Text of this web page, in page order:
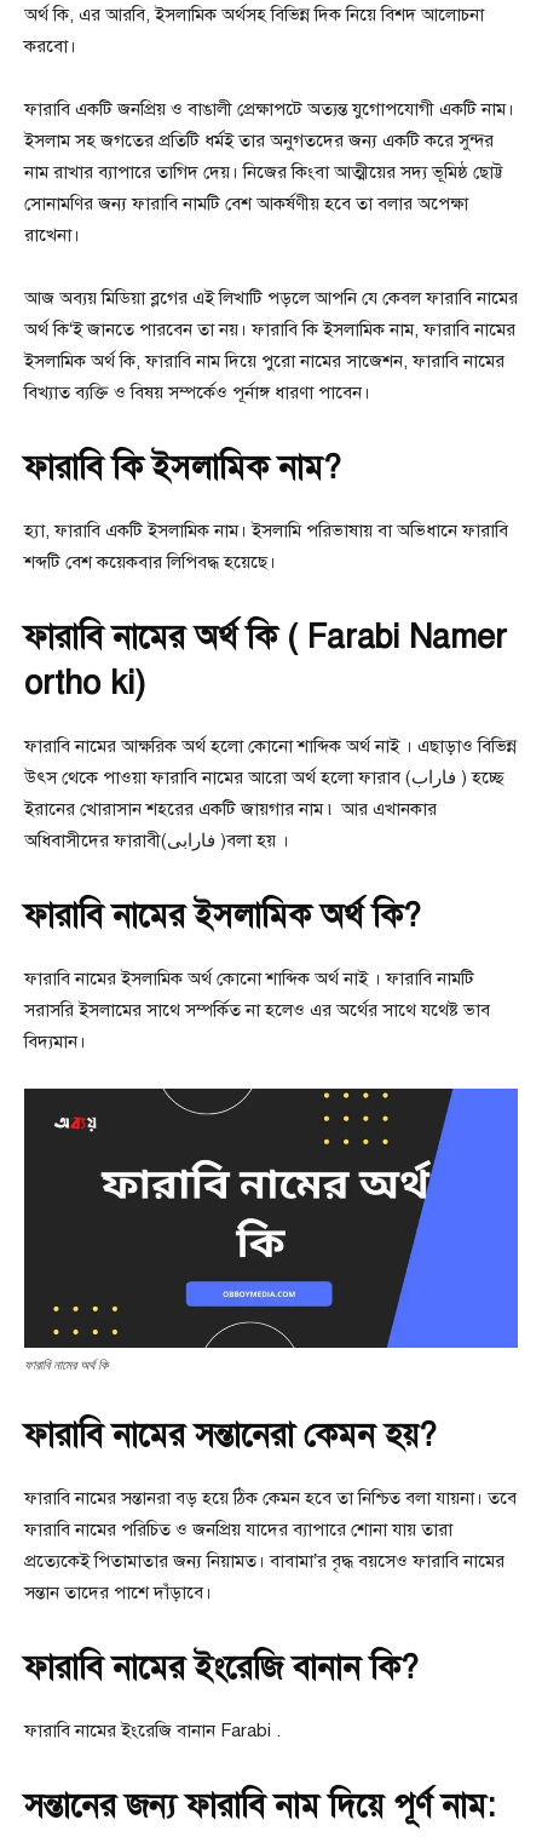
অর্থ কি, এর আরবি, ইসলামিক অর্থসহ বিভিন্ন দিক নিয়ে বিশদ আলোচনা
করবো।
ফারাবি একটি জনপ্রিয় ও বাঙালী প্রেক্ষাপটে অত্যন্ত যুগোপযোগী একটি নাম।
ইসলাম সহ জগতের প্রতিটি ধর্মই তার অনুগতদের জন্য একটি করে সুন্দর
নাম রাখার ব্যাপারে তাগিদ দেয়। নিজের কিংবা আত্মীয়ের সদ্য ভূমিষ্ঠ ছোট্ট
সোনামণির জন্য ফারাবি নামটি বেশ আকর্ষণীয় হবে তা বলার অপেক্ষা
রাখেনা।
আজ অব্যয় মিডিয়া ব্লগের এই লিখাটি পড়লে আপনি যে কেবল ফারাবি নামের
অর্থ কি‘ই জানতে পারবেন তা নয়। ফারাবি কি ইসলামিক নাম, ফারাবি নামের
ইসলামিক অর্থ কি, ফারাবি নাম দিয়ে পুরো নামের সাজেশন, ফারাবি নামের
বিখ্যাত ব্যক্তি ও বিষয় সম্পর্কেও পূর্নাঙ্গ ধারণা পাবেন।
ফারাবি কি ইসলামিক নাম?
হ্যা, ফারাবি একটি ইসলামিক নাম। ইসলামি পরিভাষায় বা অভিধানে ফারাবি
শব্দটি বেশ কয়েকবার লিপিবদ্ধ হয়েছে।
ফারাবি নামের অর্থ কি ( Farabi Namer
ortho ki)
ফারাবি নামের আক্ষরিক অর্থ হলো কোনো শাব্দিক অর্থ নাই । এছাড়াও বিভিন্ন
উৎস থেকে পাওয়া ফারাবি নামের আরো অর্থ হলো ফারাব (ﻓﺎﺭﺍﺏ ) হচ্ছে
ইরানের খোরাসান শহরের একটি জায়গার নাম ৷ আর এখানকার
অধিবাসীদের ফারাবী(ﻓﺎﺭﺍﺑﯽ )বলা হয় ।
ফারাবি নামের ইসলামিক অর্থ কি?
ফারাবি নামের ইসলামিক অর্থ কোনো শাব্দিক অর্থ নাই । ফারাবি নামটি
সরাসরি ইসলামের সাথে সম্পর্কিত না হলেও এর অর্থের সাথে যথেষ্ট ভাব
বিদ্যমান।
ফারাবি নামের অর্থ কি
ফারাবি নামের সন্তানেরা কেমন হয়?
ফারাবি নামের সন্তানরা বড় হয়ে ঠিক কেমন হবে তা নিশ্চিত বলা যায়না। তবে
ফারাবি নামের পরিচিত ও জনপ্রিয় যাদের ব্যাপারে শোনা যায় তারা
প্রত্যেকেই পিতামাতার জন্য নিয়ামত। বাবামা’র বৃদ্ধ বয়সেও ফারাবি নামের
সন্তান তাদের পাশে দাঁড়াবে।
ফারাবি নামের ইংরেজি বানান কি?
ফারাবি নামের ইংরেজি বানান Farabi .
সন্তানের জন্য ফারাবি নাম দিয়ে পূর্ণ নাম: